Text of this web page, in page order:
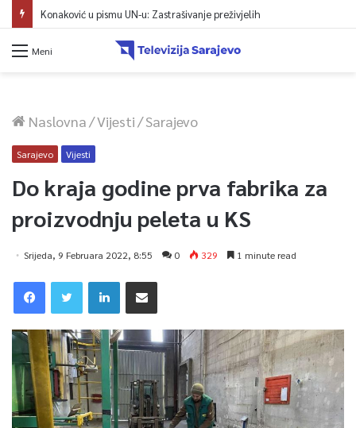
Konaković u pismu UN-u: Zastrašivanje preživjelih
Meni
Naslovna/Vijesti/Sarajevo
Sarajevo Vijesti
Do kraja godine prva fabrika za
proizvodnju peleta u KS
Srijeda, 9 Februara 2022, 8:55 0 329 1 minute read